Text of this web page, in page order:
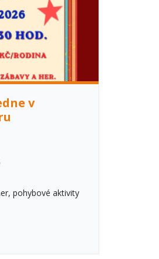
v
pohybové aktivity